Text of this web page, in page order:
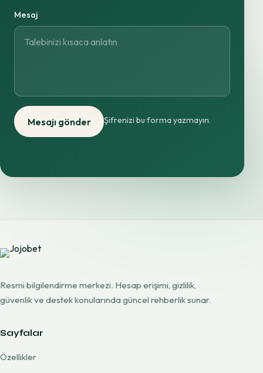
Mesaj
Mesajı gönder Şifrenizi bu forma yazmayın.
Resmi bilgilendirme merkezi. Hesap erişimi, gizlilik,
güvenlik ve destek konularında güncel rehberlik sunar.
Sayfalar
Özellikler